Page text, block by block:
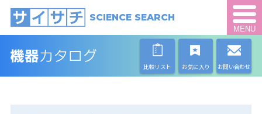
SCIENCE SEARCH
MENU
比較リスト お気に入り お問い合わせ